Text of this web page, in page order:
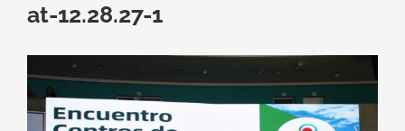
at-12.28.27-1